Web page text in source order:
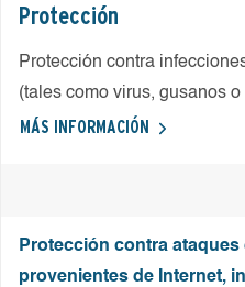
Protección
Protección contra
(tales como virus, gusanos o
MÁS INFORMACIÓN
Protección contra ataques
provenientes de Internet,